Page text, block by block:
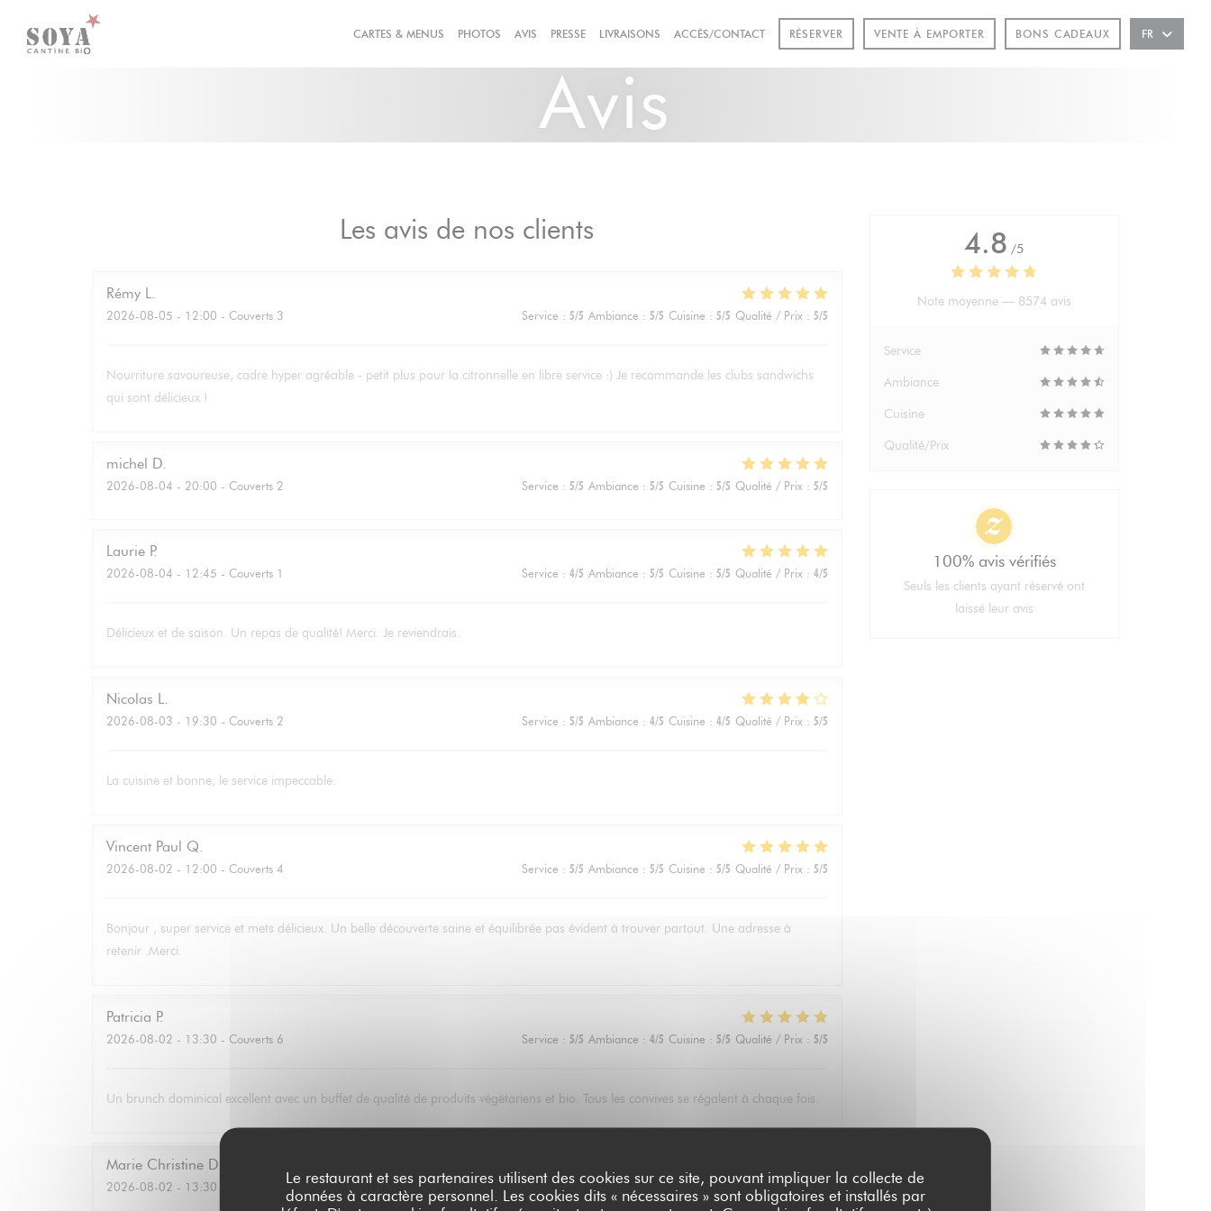
Personnalisation de vos choix en matière de cookies
Le restaurant et ses partenaires utilisent des cookies sur ce site, pouvant impliquer la collecte de
données à caractère personnel. Les cookies dits « nécessaires » sont obligatoires et installés par
CARTES & MENUS PHOTOS AVIS PRESSE LIVRAISONS((OUVRE UNE NOUVELLE FENÊTRE))
ACCÈS/CONTACT RÉSERVER VENTE À EMPORTER BONS CADEAUX FR
Avis
Les avis de nos clients
Rémy L
2026-08-05 - 12:00 - Couverts 3 Service : 5/5 Ambiance : 5/5 Cuisine : 5/5 Qualité / Prix : 5/5
Nourriture savoureuse, cadre hyper agréable - petit plus pour la citronnelle en libre service :) Je recommande les clubs sandwichs
qui sont délicieux !
michel D
2026-08-04 - 20:00 - Couverts 2 Service : 5/5 Ambiance : 5/5 Cuisine : 5/5 Qualité / Prix : 5/5
Laurie P
2026-08-04 - 12:45 - Couverts 1 Service : 4/5 Ambiance : 5/5 Cuisine : 5/5 Qualité / Prix : 4/5
Délicieux et de saison. Un repas de qualité! Merci. Je reviendrais.
Nicolas L
2026-08-03 - 19:30 - Couverts 2 Service : 5/5 Ambiance : 4/5 Cuisine : 4/5 Qualité / Prix : 5/5
La cuisine et bonne, le service impeccable.
Vincent Paul Q
2026-08-02 - 12:00 - Couverts 4 Service : 5/5 Ambiance : 5/5 Cuisine : 5/5 Qualité / Prix : 5/5
Bonjour , super service et mets délicieux. Un belle découverte saine et équilibrée pas évident à trouver partout. Une adresse à
retenir .Merci.
Patricia P
2026-08-02 - 13:30 - Couverts 6 Service : 5/5 Ambiance : 4/5 Cuisine : 5/5 Qualité / Prix : 5/5
Un brunch dominical excellent avec un buffet de qualité de produits végétariens et bio. Tous les convives se régalent à chaque fois.
Marie Christine D
2026-08-02 - 13:30 - Couverts 2 Service: 5 /5 Ambiance: 4 /5 Cuisine : 5/5 Qualité / Prix: 4/5
4.8 /5
Note moyenne — 8574 avis
Service
Ambiance
Cuisine
Qualité/Prix
100% avis vérifiés
Seuls les clients ayant réservé ont
laissé leur avis